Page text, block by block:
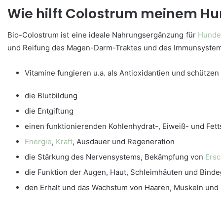
Wie hilft Colostrum meinem
Bio-Colostrum ist eine ideale Nahrungsergänzung für Hunde
und Reifung des Magen-Darm-Traktes und des
Vitamine fungieren u.a. als Antioxidantien und
die Blutbildung
die Entgiftung
einen funktionierenden Kohlenhydrat-, Eiweiß- und
Energie, Kraft, Ausdauer und Regeneration
die Stärkung des Nervensystems, Bekämpfung von
die Funktion der Augen, Haut, Schleimhäuten und
den Erhalt und das Wachstum von Haaren, Muskeln und